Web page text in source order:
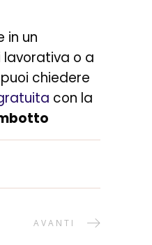
in un
o a
chiedere
con la
AVANTI